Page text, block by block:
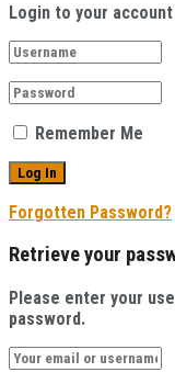
Login to your
Remember Me
Forgotten Password?
Retrieve your
Please enter your
password.